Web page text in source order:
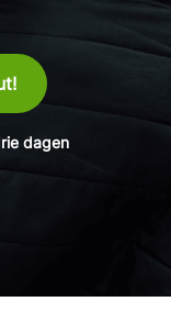
dagen